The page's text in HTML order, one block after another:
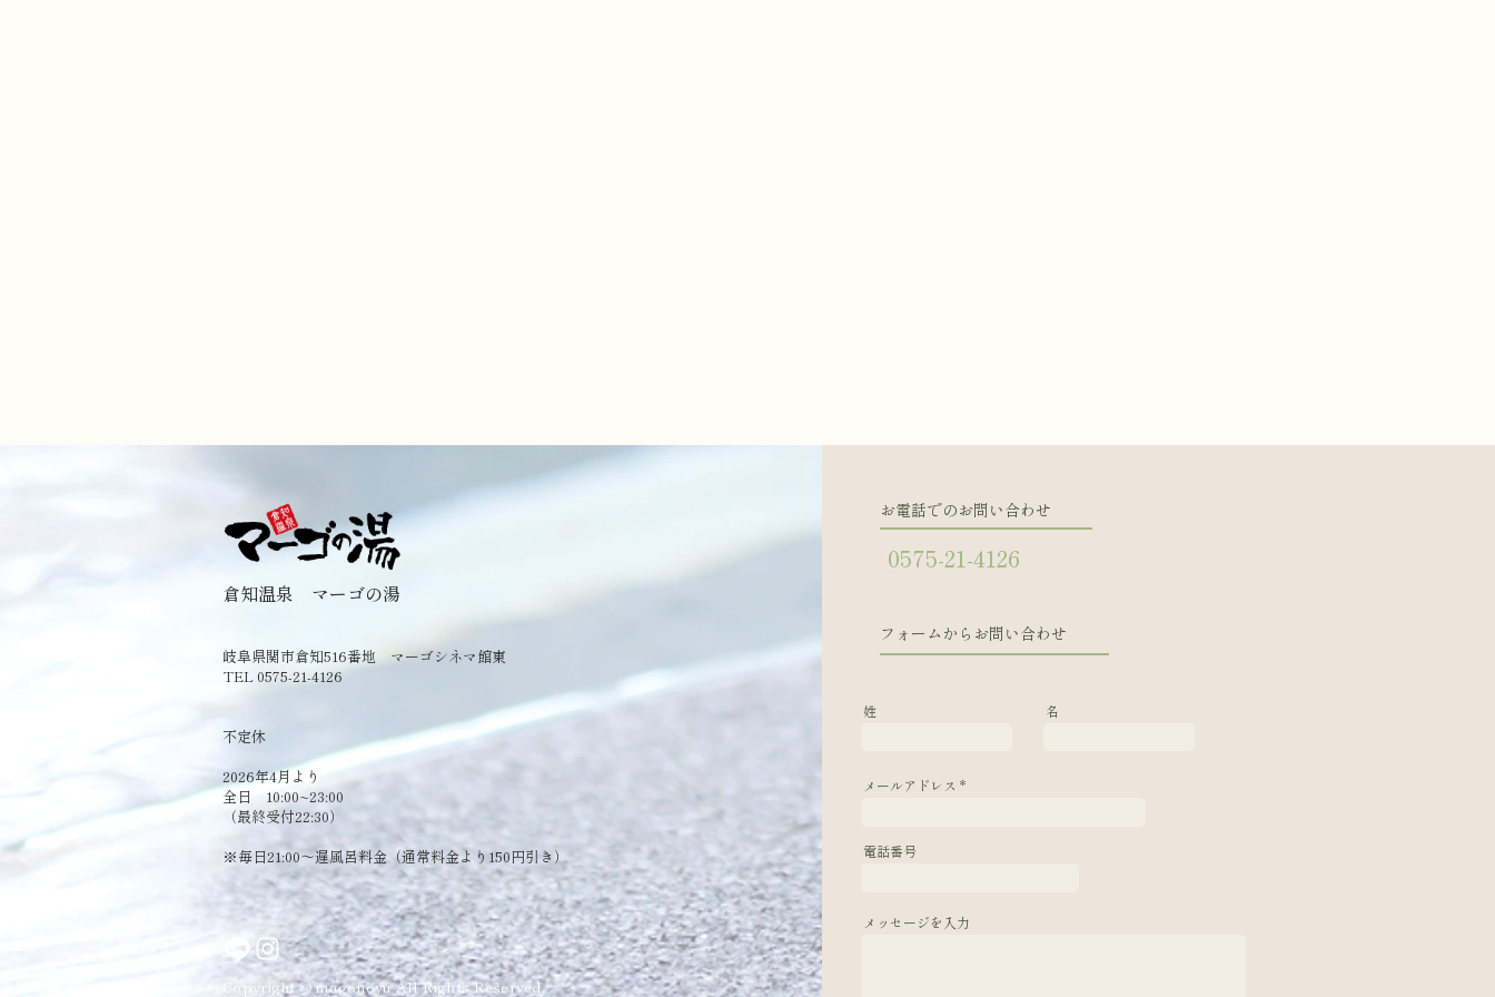
倉知温泉 マーゴの湯
岐阜県関市倉知516番地 マーゴシネマ館東
TEL 0575-21-4126
​不定休
2026年4月より
全日 10:00~23:00
（最終受付22:30）
​※毎日21:00～遅風呂料金（通常料金より150円引き）
Copyright © magonoyu All Rights Reserved.
お電話でのお問い合わせ
0575-21-4126
フォームからお問い合わせ
姓 名
メールアドレス
電話番号
メッセージを入力